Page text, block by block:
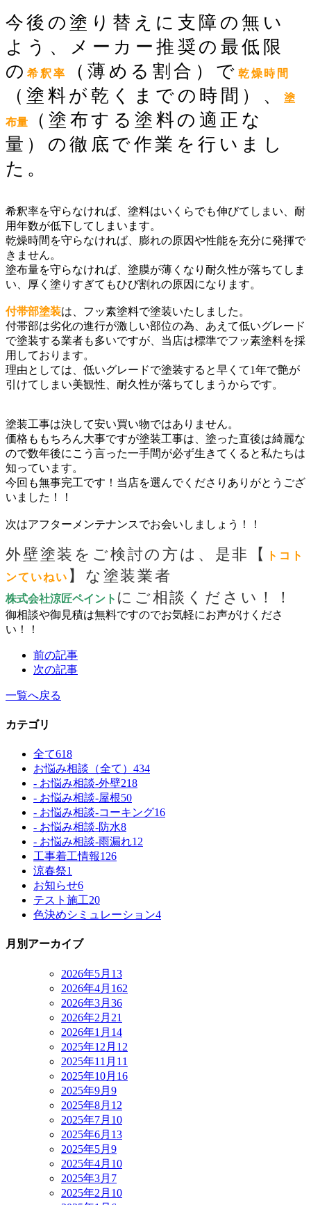
今後の塗り替えに支障の無い
よう、メーカー推奨の最低限
の希釈率 （薄める割合）で 乾燥時間
（塗料が乾くまでの時間）、塗
布量
（塗布する塗料の適正な
量）の徹底で作業を行いまし
た。
希釈率を守らなければ、塗料はいくらでも伸びてしまい、耐
用年数が低下してしまいます。
乾燥時間を守らなければ、膨れの原因や性能を充分に発揮で
きません。
塗布量を守らなければ、塗膜が薄くなり耐久性が落ちてしま
い、厚く塗りすぎてもひび割れの原因になります。
付帯部塗装は、フッ素塗料で塗装いたしました。
付帯部は劣化の進行が激しい部位の為、あえて低いグレード
で塗装する業者も多いですが、当店は標準でフッ素塗料を採
用しております。
理由としては、低いグレードで塗装すると早くて1年で艶が
引けてしまい美観性、耐久性が落ちてしまうからです。
塗装工事は決して安い買い物ではありません。
価格ももちろん大事ですが塗装工事は、塗った直後は綺麗な
ので数年後にこう言った一手間が必ず生きてくると私たちは
知っています。
今回も無事完工です！当店を選んでくださりありがとうござ
いました！！
次はアフターメンテナンスでお会いしましょう！！
外壁塗装をご検討の方は、是非【
トコト
ンていねい 】な塗装業者
株式会社涼匠ペイント にご相談ください！！
御相談や御見積は無料ですのでお気軽にお声がけくださ
い！！
前の記事
次の記事
一覧へ戻る
カテゴリ
全て618
お悩み相談（全て） 434
- お悩み相談-外壁218
- お悩み相談-屋根50
- お悩み相談-コーキング16
- お悩み相談-防水8
- お悩み相談-雨漏れ12
工事着工情報126
涼春祭1
お知らせ6
テスト施工20
色決めシミュレーション4
月別アーカイブ
2026年5月 13
2026年4月 162
2026年3月 36
2026年2月 21
2026年1月 14
2025年12月 12
2025年11月 11
2025年10月 16
2025年9月 9
2025年8月 12
2025年7月 10
2025年6月 13
2025年5月 9
2025年4月 10
2025年3月 7
2025年2月 10